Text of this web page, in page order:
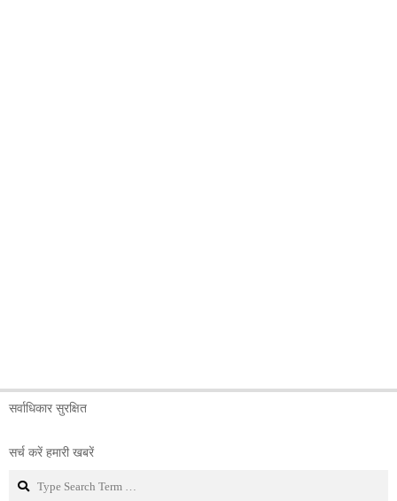
सर्वाधिकार सुरक्षित
सर्च करें हमारी खबरें